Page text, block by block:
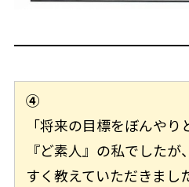
④
「将来の目標をぼんや
『ど素人』の私でした
すく教えていただきまし